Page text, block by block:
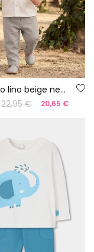
Completo lino beige neonato
22,95 € 20,65 €